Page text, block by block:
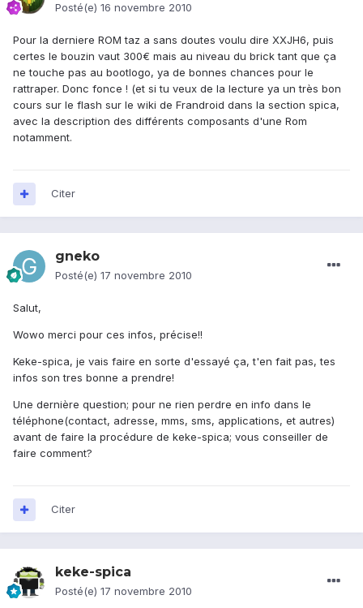
Posté(e) 16 novembre 2010
Pour la derniere ROM taz a sans doutes voulu dire XXJH6, puis
certes le bouzin vaut 300€ mais au niveau du brick tant que ça
ne touche pas au bootlogo, ya de bonnes chances pour le
rattraper. Donc fonce ! (et si tu veux de la lecture ya un très bon
cours sur le flash sur le wiki de Frandroid dans la section spica,
avec la description des différents composants d'une Rom
notamment.
Citer
gneko
Posté(e) 17 novembre 2010
Salut,
Wowo merci pour ces infos, précise!!
Keke-spica, je vais faire en sorte d'essayé ça, t'en fait pas, tes
infos son tres bonne a prendre!
Une dernière question; pour ne rien perdre en info dans le
téléphone(contact, adresse, mms, sms, applications, et autres)
avant de faire la procédure de keke-spica; vous conseiller de
faire comment?
Citer
keke-spica
Posté(e) 17 novembre 2010